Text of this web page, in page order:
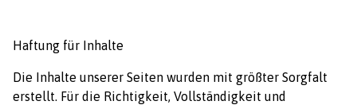
Haftung für Inhalte
Die Inhalte unserer Seiten wurden mit größter Sorgfalt
erstellt. Für die Richtigkeit, Vollständigkeit und